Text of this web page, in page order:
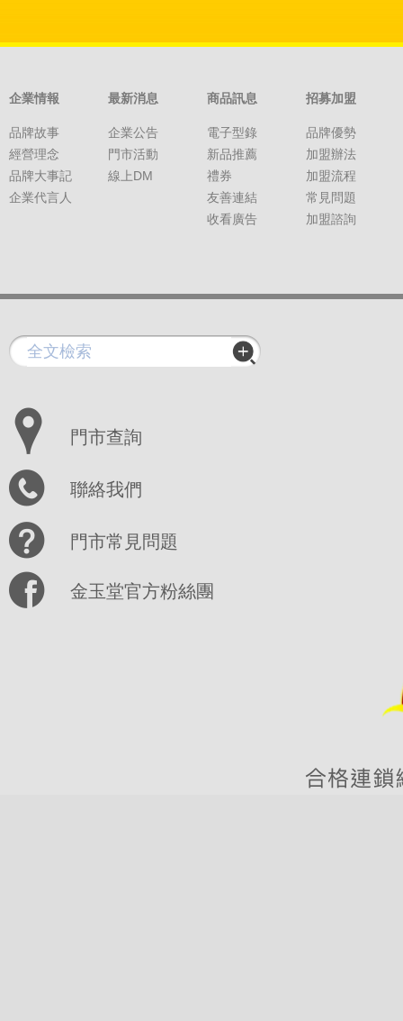
企業情報
品牌故事
經營理念
品牌大事記
企業代言人
最新消息
企業公告
門市活動
線上DM
商品訊息
電子型錄
新品推薦
禮券
友善連結
收看廣告
招募加盟
品牌優勢
加盟辦法
加盟流程
常見問題
加盟諮詢
門市查詢
聯絡我們
門市常見問題
金玉堂官方粉絲團